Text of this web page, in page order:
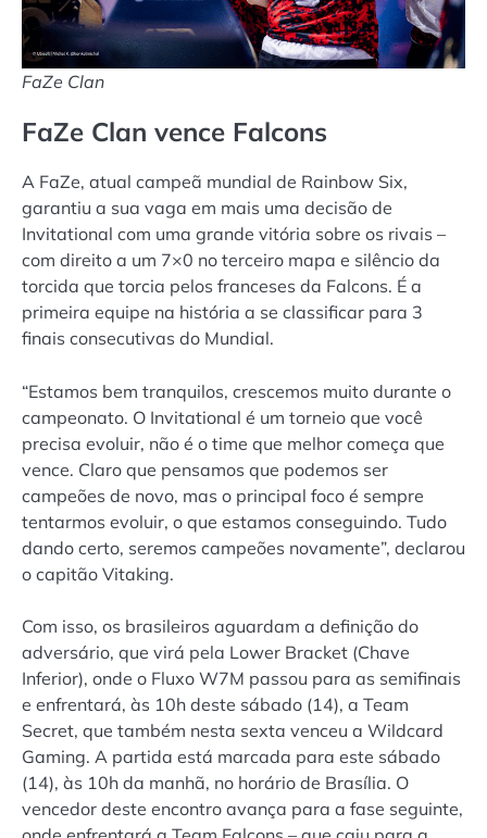
FaZe Clan
FaZe Clan vence Falcons
A FaZe, atual campeã mundial de Rainbow Six,
garantiu a sua vaga em mais uma decisão de
Invitational com uma grande vitória sobre os rivais –
com direito a um 7×0 no terceiro mapa e silêncio da
torcida que torcia pelos franceses da Falcons. É a
primeira equipe na história a se classificar para 3
finais consecutivas do Mundial.
“Estamos bem tranquilos, crescemos muito durante o
campeonato. O Invitational é um torneio que você
precisa evoluir, não é o time que melhor começa que
vence. Claro que pensamos que podemos ser
campeões de novo, mas o principal foco é sempre
tentarmos evoluir, o que estamos conseguindo. Tudo
dando certo, seremos campeões novamente”, declarou
o capitão Vitaking.
Com isso, os brasileiros aguardam a definição do
adversário, que virá pela Lower Bracket (Chave
Inferior), onde o Fluxo W7M passou para as semifinais
e enfrentará, às 10h deste sábado (14), a Team
Secret, que também nesta sexta venceu a Wildcard
Gaming. A partida está marcada para este sábado
(14), às 10h da manhã, no horário de Brasília. O
vencedor deste encontro avança para a fase seguinte,